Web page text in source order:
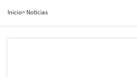
Inicio> Noticias